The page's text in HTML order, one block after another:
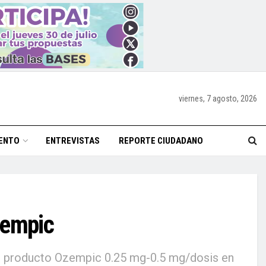
viernes, 7 agosto, 2026
ENTREVISTAS REPORTE CIUDADANO
Ozempic 0.25 mg-0.5 mg/dosis en